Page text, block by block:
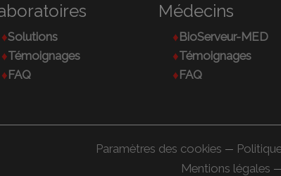
Solutions
Témoignages
FAQ
Médecins
BioServeur-MED
Témoignages
FAQ
Paramètres des cookies —
Mentions légales —